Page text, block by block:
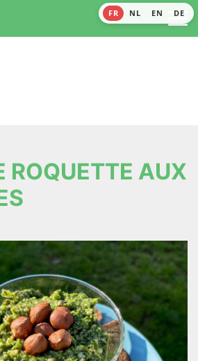
FR NL EN DE
ROQUETTE AUX